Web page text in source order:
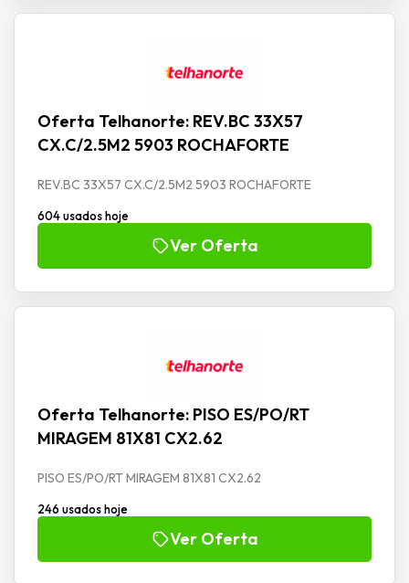
Oferta Telhanorte: REV.BC 33X57
CX.C/2.5M2 5903 ROCHAFORTE
REV.BC 33X57 CX.C/2.5M2 5903 ROCHAFORTE
604 usados hoje
Ver Oferta
Oferta Telhanorte: PISO ES/PO/RT
MIRAGEM 81X81 CX2.62
PISO ES/PO/RT MIRAGEM 81X81 CX2.62
246 usados hoje
Ver Oferta